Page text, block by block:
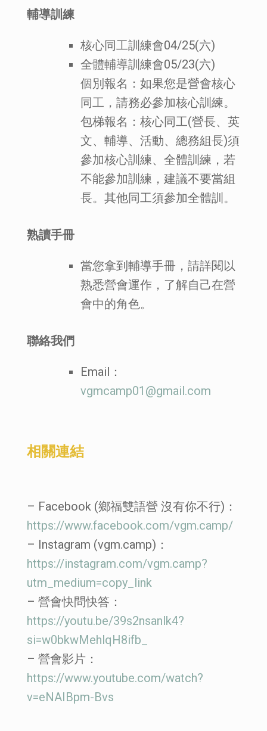
輔導訓練
核心同工訓練會04/25(六)
全體輔導訓練會05/23(六)
個別報名：如果您是營會核心
同工，請務必參加核心訓練。
包梯報名：核心同工(營長、英
文、輔導、活動、總務組長)須
參加核心訓練、全體訓練，若
不能參加訓練，建議不要當組
長。其他同工須參加全體訓。
熟讀手冊
當您拿到輔導手冊，請詳閱以
熟悉營會運作，了解自己在營
會中的角色。
聯絡我們
Email：
vgmcamp01@gmail.com
相關連結
– Facebook (鄉福雙語營 沒有你不行)：
https://www.facebook.com/vgm.camp/
– Instagram (vgm.camp)：
https://instagram.com/vgm.camp?
utm_medium=copy_link
– 營會快問快答：
https://youtu.be/39s2nsanlk4?
si=w0bkwMehlqH8ifb_
– 營會影片：
https://www.youtube.com/watch?
v=eNAIBpm-Bvs